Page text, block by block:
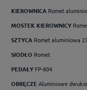
KIEROWNICA Romet
MOSTEK KIEROWNICY
SZTYCA Romet aluminiowa
SIODŁO Romet
PEDAŁY FP-804
OBRĘCZE Aluminiowe